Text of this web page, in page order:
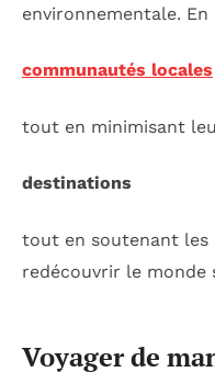
environnementale.
communautés locales
tout en minimisant
destinations
tout en soutenant les
redécouvrir le monde
Voyager de